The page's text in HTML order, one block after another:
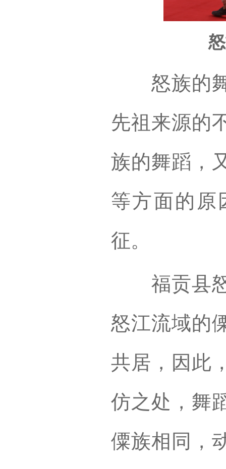
怒族的舞
先祖来源的
族的舞蹈，
等方面的原
征。
福贡县怒
怒江流域的
共居，因此
仿之处，舞
僳族相同，